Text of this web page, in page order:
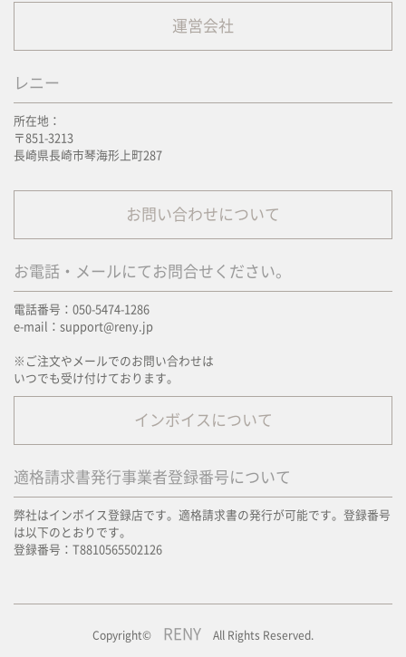
運営会社
レニー
所在地：
〒851-3213
長崎県長崎市琴海形上町287
お問い合わせについて
お電話・メールにてお問合せください。
電話番号：050-5474-1286
e-mail：support@reny.jp
※ご注文やメールでのお問い合わせは
いつでも受け付けております。
インボイスについて
適格請求書発行事業者登録番号について
弊社はインボイス登録店です。適格請求書の発行が可能です。登録番号
は以下のとおりです。
登録番号：T8810565502126
Copyright© RENY All Rights Reserved.